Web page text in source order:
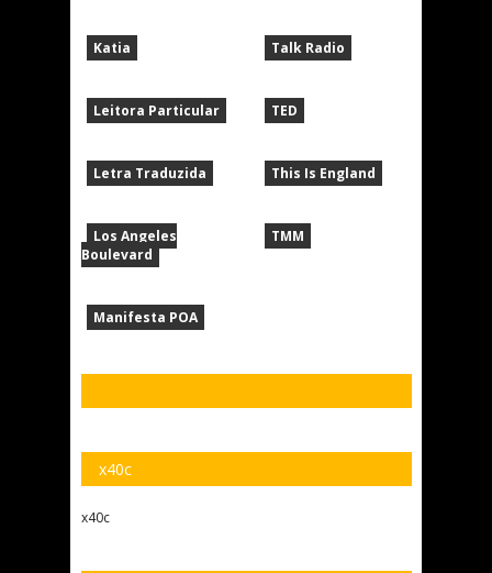
Katia
Leitora Particular
Letra Traduzida
Los Angeles
Boulevard
Manifesta POA
Talk Radio
TED
This Is England
TMM
x40c
x40c